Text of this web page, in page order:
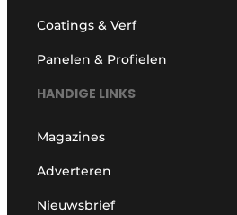
Coatings & Verf
Panelen & Profielen
HANDIGE LINKS
Magazines
Adverteren
Nieuwsbrief